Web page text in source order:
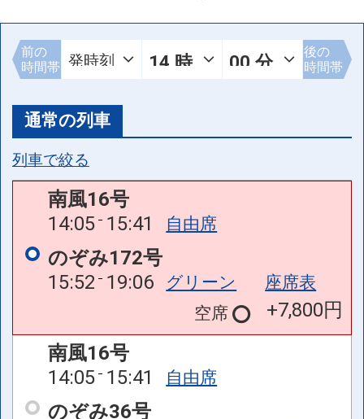
前の
時間帯
後の
時間帯
通常の列車
列車で絞る
南風16号
14:05 15:41 自由席
のぞみ172号
15:52 19:06 グリーン
座席表
空席
+7,800円
南風16号
14:05 15:41 自由席
のぞみ36号